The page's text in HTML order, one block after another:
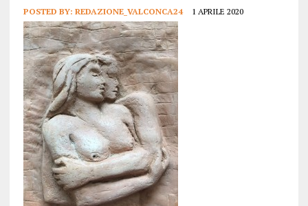
POSTED BY: REDAZIONE_VALCONCA24 1 APRILE 2020